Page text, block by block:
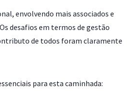
envolvendo mais associados e
desafios em termos de gestão
de todos foram claramente
para esta caminhada: